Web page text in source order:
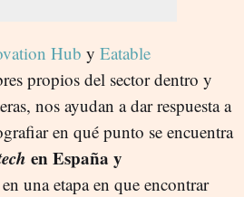
Hub y Eatable
propios del sector dentro y
nos ayudan a dar respuesta a
en qué punto se encuentra
en España y
una etapa en que encontrar